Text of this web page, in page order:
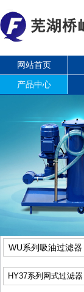
网站首页
产品中心
WU系列吸油过滤器
HY37系列网式过滤器